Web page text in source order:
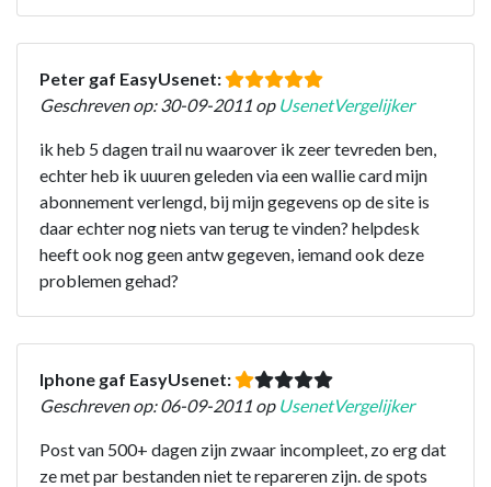
Peter gaf EasyUsenet:
Geschreven op: 30-09-2011 op UsenetVergelijker
ik heb 5 dagen trail nu waarover ik zeer tevreden ben,
echter heb ik uuuren geleden via een wallie card mijn
abonnement verlengd, bij mijn gegevens op de site is
daar echter nog niets van terug te vinden? helpdesk
heeft ook nog geen antw gegeven, iemand ook deze
problemen gehad?
Iphone gaf EasyUsenet:
Geschreven op: 06-09-2011 op UsenetVergelijker
Post van 500+ dagen zijn zwaar incompleet, zo erg dat
ze met par bestanden niet te repareren zijn. de spots